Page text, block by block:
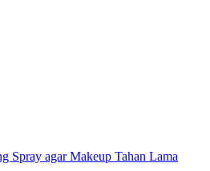
Spray agar Makeup Tahan Lama